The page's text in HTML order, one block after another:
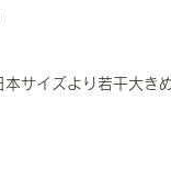
サイズより若干大き